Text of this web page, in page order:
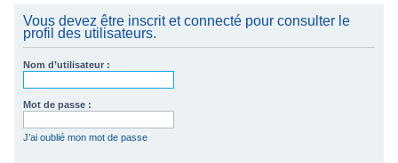
h
Vous devez être inscrit et connecté pour consulter le
profil des utilisateurs.
Nom d’utilisateur :
Mot de passe :
J’ai oublié mon mot de passe